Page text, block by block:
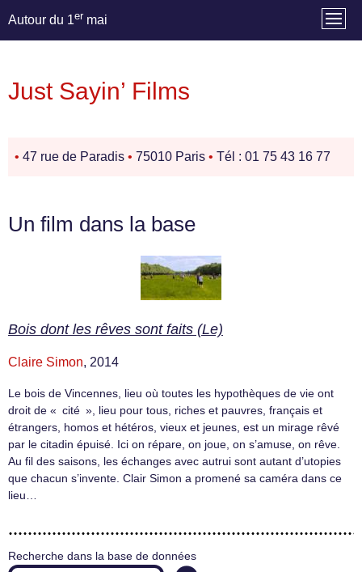
Autour du 1er mai
Just Sayin’ Films
• 47 rue de Paradis • 75010 Paris • Tél : 01 75 43 16 77
Un film dans la base
Bois dont les rêves sont faits (Le)
Claire Simon, 2014
Le bois de Vincennes, lieu où toutes les hypothèques de vie ont
droit de « cité », lieu pour tous, riches et pauvres, français et
étrangers, homos et hétéros, vieux et jeunes, est un mirage rêvé
par le citadin épuisé. Ici on répare, on joue, on s’amuse, on rêve.
Au fil des saisons, les échanges avec autrui sont autant d’utopies
que chacun s’invente. Clair Simon a promené sa caméra dans ce
lieu…
Recherche dans la base de données